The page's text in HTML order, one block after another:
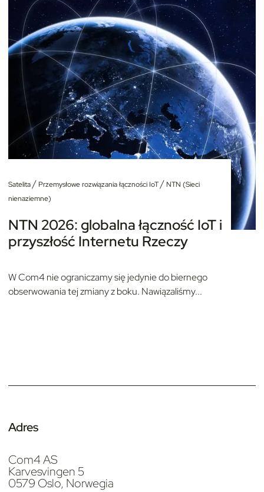
Satelita/ Przemysłowe rozwiązania łączności IoT/ NTN (Sieci
nienaziemne)
NTN 2026: globalna łączność IoT i
przyszłość Internetu Rzeczy
W Com4 nie ograniczamy się jedynie do biernego
obserwowania tej zmiany z boku. Nawiązaliśmy...
Adres
Com4 AS
Karvesvingen 5
0579 Oslo, Norwegia